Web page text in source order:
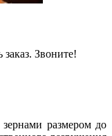
Звоните!
размером до